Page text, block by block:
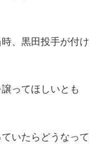
、黒田投手が付け
ってほしいとも
いたらどうなって